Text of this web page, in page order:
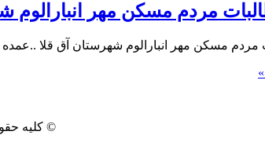
مردم مسکن مهر انبارالوم
مردم مسکن مهر انبارالوم شهرستان آق قلا
© کلیه